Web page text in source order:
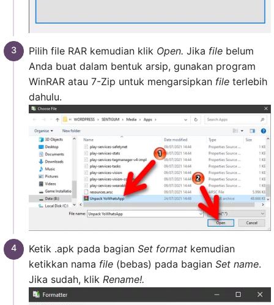
Pilih file RAR kemudian klik Open. Jika filebelum
Anda buat dalam bentuk arsip, gunakan program
WinRAR atau 7-Zip untuk mengarsipkan fileterlebih
dahulu.
Ketik .apk pada bagian Set formatkemudian
ketikkan nama file(bebas) pada bagian Set name.
Jika sudah, klik Rename!.